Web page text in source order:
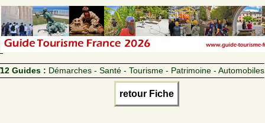
12 Guides : Démarches - Santé - Tourisme - Patrimoine - Automobiles
retour Fiche